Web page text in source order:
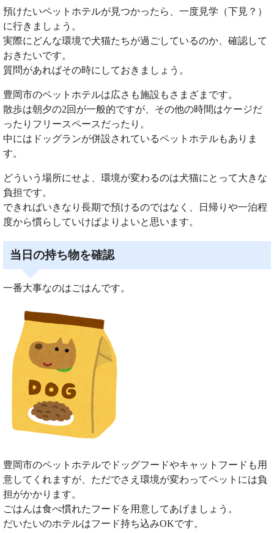
預けたいペットホテルが見つかったら、一度見学（下見？）
に行きましょう。
実際にどんな環境で犬猫たちが過ごしているのか、確認して
おきたいです。
質問があればその時にしておきましょう。
豊岡市のペットホテルは広さも施設もさまざまです。
散歩は朝夕の2回が一般的ですが、その他の時間はケージだ
ったりフリースペースだったり。
中にはドッグランが併設されているペットホテルもありま
す。
どういう場所にせよ、環境が変わるのは犬猫にとって大きな
負担です。
できればいきなり長期で預けるのではなく、日帰りや一泊程
度から慣らしていけばよりよいと思います。
当日の持ち物を確認
一番大事なのはごはんです。
豊岡市のペットホテルでドッグフードやキャットフードも用
意してくれますが、ただでさえ環境が変わってペットには負
担がかかります。
ごはんは食べ慣れたフードを用意してあげましょう。
だいたいのホテルはフード持ち込みOKです。